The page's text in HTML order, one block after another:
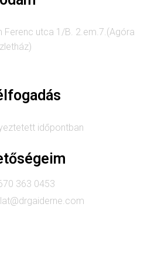
utca 1/B. 2.em.7.(Agóra
időpontban
363 0453